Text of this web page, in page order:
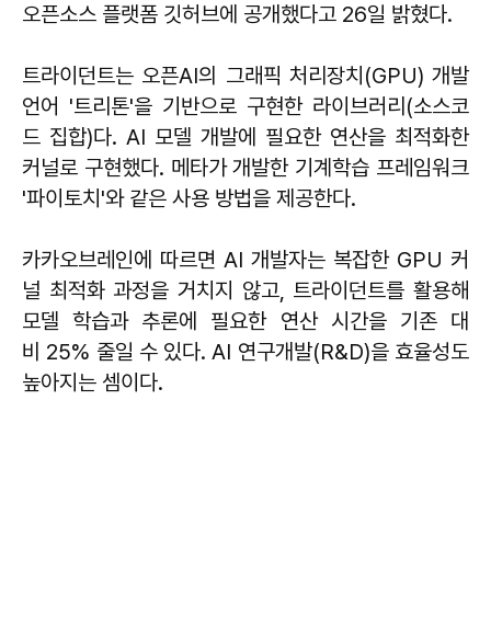
오픈소스 플랫폼 깃허브에 공개했다고 26일 밝혔다.
트라이던트는 오픈AI의 그래픽 처리장치(GPU) 개발
언어 '트리톤'을 기반으로 구현한 라이브러리(소스코
드 집합)다. AI 모델 개발에 필요한 연산을 최적화한
커널로 구현했다. 메타가 개발한 기계학습 프레임워크
'파이토치'와 같은 사용 방법을 제공한다.
카카오브레인에 따르면 AI 개발자는 복잡한 GPU 커
널 최적화 과정을 거치지 않고, 트라이던트를 활용해
모델 학습과 추론에 필요한 연산 시간을 기존 대
비 25% 줄일 수 있다. AI 연구개발(R&D)을 효율성도
높아지는 셈이다.